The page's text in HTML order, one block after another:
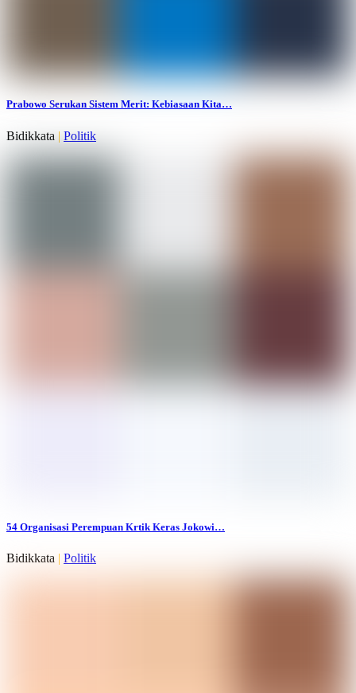
Prabowo Serukan Sistem Merit: Kebiasaan Kita…
Bidikkata | Politik
54 Organisasi Perempuan Krtik Keras Jokowi…
Bidikkata | Politik